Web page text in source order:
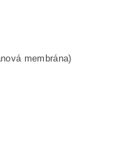
membrána)